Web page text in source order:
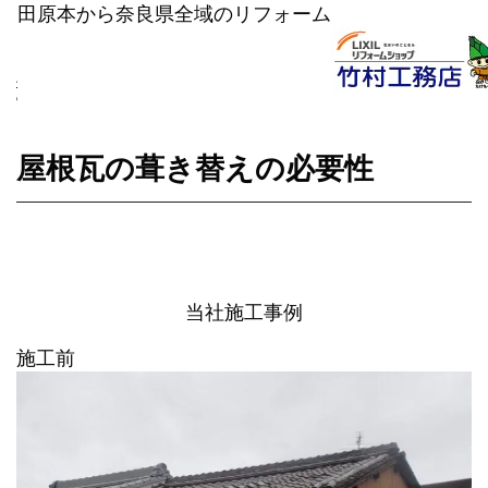
田原本から奈良県全域のリフォーム
竹村工務店のリフォーム｜LIXILリフォームショップ リフォーム事例 >屋根瓦の葺き替え
の必要性
屋根瓦の葺き替えの必要性
当社施工事例
施工前